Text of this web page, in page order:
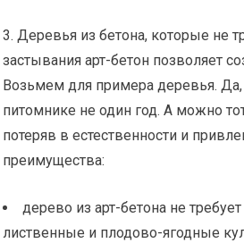
3. Деревья из бетона, которые не
застывания арт-бетон позволяет
Возьмем для примера деревья.
питомнике не один год. А можно
потеряв в естественности и
преимущества:
дерево из арт-бетона не
лиственные и плодово-ягодные